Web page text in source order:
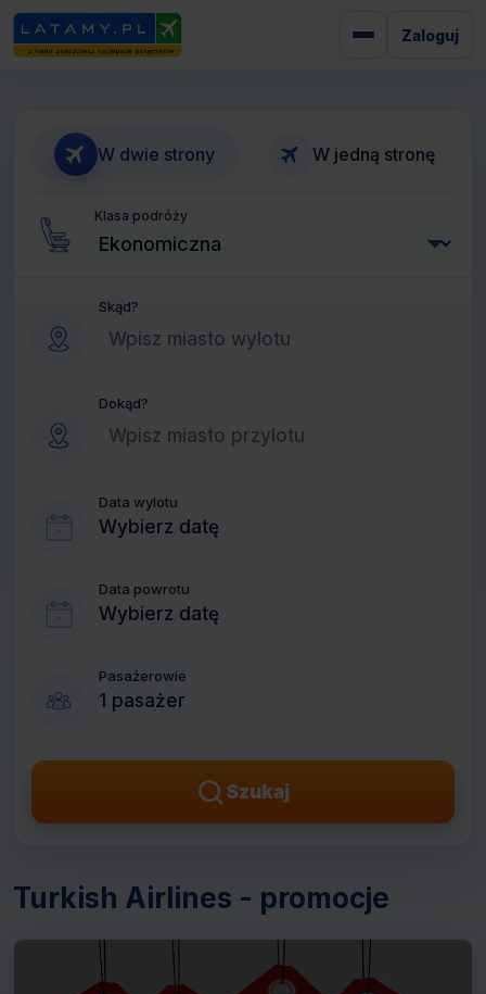
Zaloguj
W dwie strony W jedną stronę
Klasa podróży
Skąd?
Dokąd?
Data wylotu
Wybierz datę
Data powrotu
Wybierz datę
Pasażerowie
1 pasażer
Szukaj
Turkish Airlines - promocje